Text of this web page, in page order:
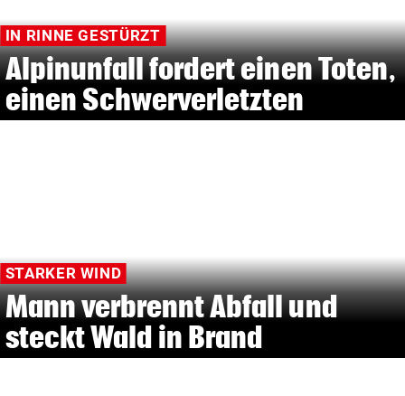
IN RINNE GESTÜRZT
Alpinunfall fordert einen Toten,
einen Schwerverletzten
STARKER WIND
Mann verbrennt Abfall und
steckt Wald in Brand